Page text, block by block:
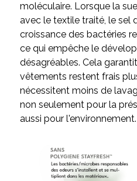
moléculaire. Lorsque la
avec le textile traité, le sel
croissance des bactéries
ce qui empêche le
désagréables. Cela
vêtements restent frais
nécessitent moins de
non seulement pour la
aussi pour l'environnement.